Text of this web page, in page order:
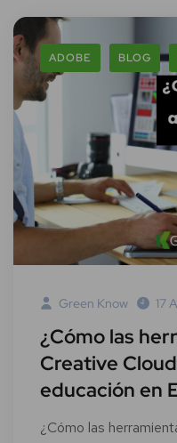
ADOBE BLOG
Green Know 17
¿Cómo las
Creative
educación en
¿Cómo las